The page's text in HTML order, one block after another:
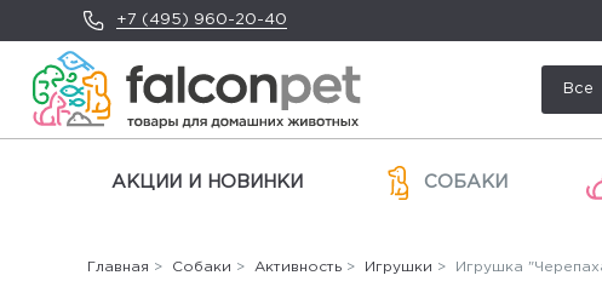
+7 (495) 960-20-40
Все
АКЦИИ И НОВИНКИ СОБАКИ
Главная > Собаки > Активность > Игрушки > Игрушка